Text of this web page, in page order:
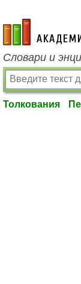
academic.ru
Словари и
Толкования